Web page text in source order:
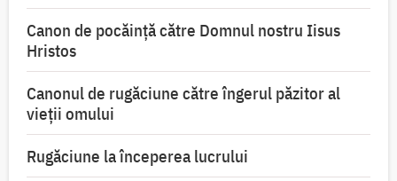
Canon de pocăință către Domnul nostru Iisus
Hristos
Canonul de rugăciune către îngerul păzitor al
vieții omului
Rugăciune la începerea lucrului